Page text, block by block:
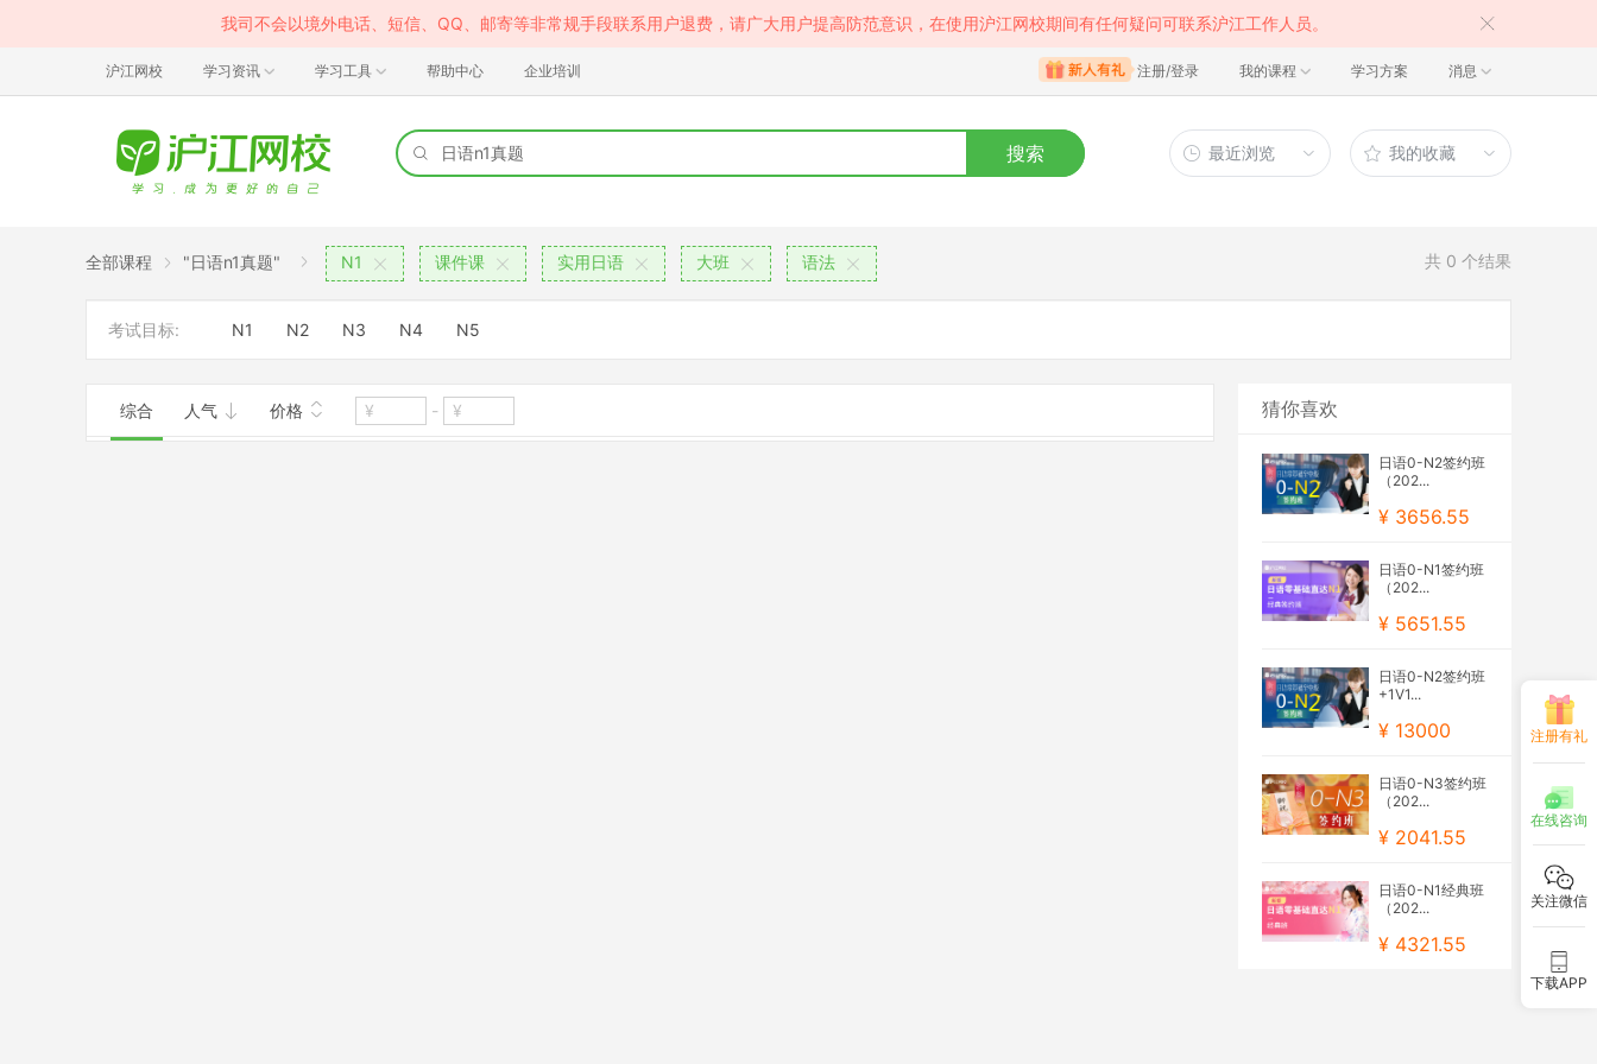
我司不会以境外电话、短信、QQ、邮寄等非常规手段联系用户退费，请广大用户提高防范意识，在使用沪江网校期间有任何疑问可联系沪江工作人员。
沪江网校 学习资讯 学习工具 帮助中心 企业培训 注册/登录 我的课程 学习方案 消息
搜索 最近浏览 我的收藏
全部课程 "日语n1真题" N1 课件课 实用日语 大班 语法 共 0 个结果
考试目标: N1 N2 N3 N4 N5
综合 人气 价格 - 猜你喜欢
日语0-N2签约班
（202...
¥ 3656.55
日语0-N1签约班
（202...
¥ 5651.55
日语0-N2签约班
+1V1...
¥ 13000
日语0-N3签约班
（202...
¥ 2041.55
日语0-N1经典班
（202...
¥ 4321.55
注册有礼
在线咨询
关注微信
下载APP